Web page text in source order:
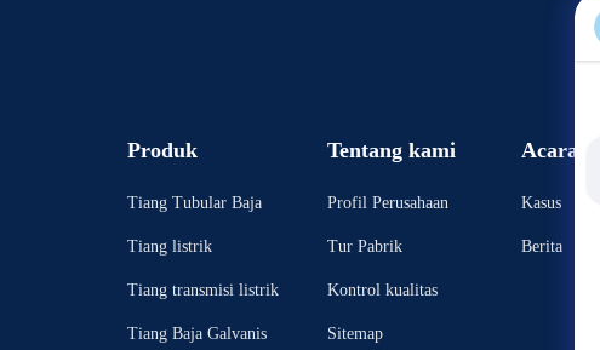
Produk
Tiang Tubular Baja
Tiang listrik
Tiang transmisi listrik
Tiang Baja Galvanis
Tentang kami
Profil Perusahaan
Tur Pabrik
Kontrol kualitas
Sitemap
Acara
Kasus
Berita